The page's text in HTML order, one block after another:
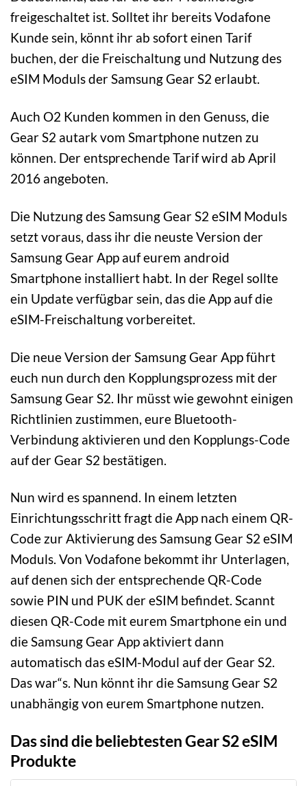
freigeschaltet ist. Solltet ihr bereits Vodafone
Kunde sein, könnt ihr ab sofort einen Tarif
buchen, der die Freischaltung und Nutzung des
eSIM Moduls der Samsung Gear S2 erlaubt.
Auch O2 Kunden kommen in den Genuss, die
Gear S2 autark vom Smartphone nutzen zu
können. Der entsprechende Tarif wird ab April
2016 angeboten.
Die Nutzung des Samsung Gear S2 eSIM Moduls
setzt voraus, dass ihr die neuste Version der
Samsung Gear App auf eurem android
Smartphone installiert habt. In der Regel sollte
ein Update verfügbar sein, das die App auf die
eSIM-Freischaltung vorbereitet.
Die neue Version der Samsung Gear App führt
euch nun durch den Kopplungsprozess mit der
Samsung Gear S2. Ihr müsst wie gewohnt einigen
Richtlinien zustimmen, eure Bluetooth-
Verbindung aktivieren und den Kopplungs-Code
auf der Gear S2 bestätigen.
Nun wird es spannend. In einem letzten
Einrichtungsschritt fragt die App nach einem QR-
Code zur Aktivierung des Samsung Gear S2 eSIM
Moduls. Von Vodafone bekommt ihr Unterlagen,
auf denen sich der entsprechende QR-Code
sowie PIN und PUK der eSIM befindet. Scannt
diesen QR-Code mit eurem Smartphone ein und
die Samsung Gear App aktiviert dann
automatisch das eSIM-Modul auf der Gear S2.
Das war“s. Nun könnt ihr die Samsung Gear S2
unabhängig von eurem Smartphone nutzen.
Das sind die beliebtesten Gear S2 eSIM
Produkte